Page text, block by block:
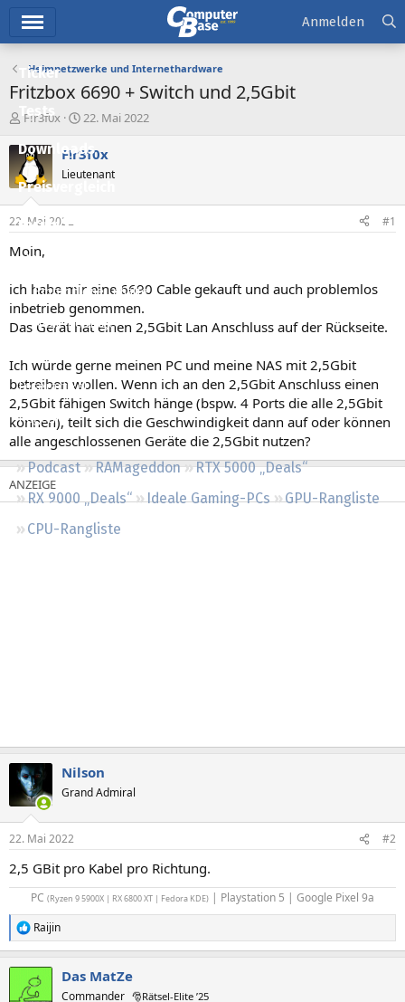
Ticker
Tests
Downloads
Preisvergleich
Forum
Aktuelles
Empfohlene Inhalte
Neue Beiträge
Leserartikel
Regeln
Podcast RAMageddon
RTX 5000 „Deals“
RX 9000 „Deals“
Ideale Gaming-PCs
GPU-Rangliste
CPU-Rangliste
Anmelden
Heimnetzwerke und Internethardware
Fritzbox 6690 + Switch und 2,5Gbit
E
s
t
e
e
r
F!r3f0x
E
s
e
t
22. Mai 2022
F!r3f0x
Lieutenant
22. Mai 2022 #1
Moin,
ich habe mir eine 6690 Cable gekauft und auch problemlos
inbetrieb genommen.
Das Gerät hat einen 2,5Gbit Lan Anschluss auf der Rückseite.
Ich würde gerne meinen PC und meine NAS mit 2,5Gbit
betreiben wollen. Wenn ich an den 2,5Gbit Anschluss einen
2,5Gbit fähigen Switch hänge (bspw. 4 Ports die alle 2,5Gbit
können), teilt sich die Geschwindigkeit dann auf oder können
alle angeschlossenen Geräte die 2,5Gbit nutzen?
Nilson
Grand Admiral
22. Mai 2022 #2
2,5 GBit pro Kabel pro Richtung.
PC (Ryzen 9 5900X | RX 6800 XT | Fedora KDE) | Playstation 5 | Google Pixel 9a​
R
e
Raijin
Das MatZe
Commander 🎅Rätsel-Elite ’25